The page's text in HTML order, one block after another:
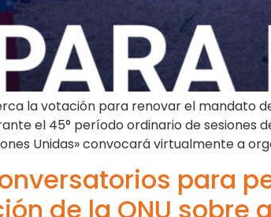
la votación para renovar el mandato
el 45° período ordinario de sesiones
Unidas» convocará virtualmente a
para
de la ONU sobre